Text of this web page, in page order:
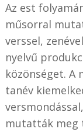
Az est
műsorral
verssel,
nyelvű
közönséget. A
tanév
mutatták meg